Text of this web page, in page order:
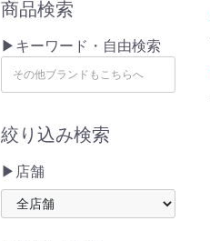
商品検索
▶キーワード・自由検索
絞り込み検索
▶店舗